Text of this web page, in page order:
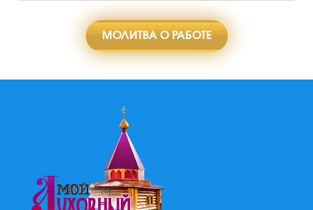
МОЛИТВА О РАБОТЕ